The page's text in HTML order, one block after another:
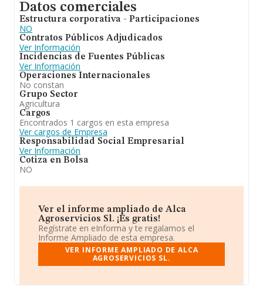
Datos comerciales
Estructura corporativa - Participaciones
NO
Contratos Públicos Adjudicados
Ver Información
Incidencias de Fuentes Públicas
Ver Información
Operaciones Internacionales
No constan
Grupo Sector
Agricultura
Cargos
Encontrados 1 cargos en esta empresa
Ver cargos de Empresa
Responsabilidad Social Empresarial
Ver Información
Cotiza en Bolsa
NO
Ver el informe ampliado de Alca
Agroservicios Sl. ¡Es gratis!
Regístrate en eInforma y te regalamos el
Informe Ampliado de esta empresa.
VER INFORME AMPLIADO DE ALCA
AGROSERVICIOS SL.